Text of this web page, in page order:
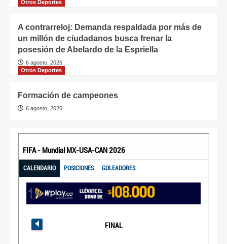
Otros Deportes
A contrarreloj: Demanda respaldada por más de
un millón de ciudadanos busca frenar la
posesión de Abelardo de la Espriella
6 agosto, 2026
Otros Deportes
Formación de campeones
6 agosto, 2026